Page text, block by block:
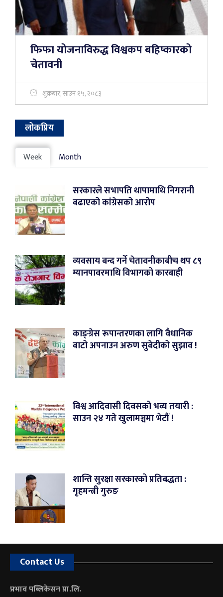
फिफा योजनाविरुद्ध विश्वकप बहिष्कारको
चेतावनी
शुक्रबार, साउन १५, २०८३
लोकप्रिय
Week Month
सरकारले सभापति थापामाथि निगरानी
बढाएको कांग्रेसको आरोप
व्यवसाय बन्द गर्ने चेतावनीकाबीच थप ८९
म्यानपावरमाथि विभागको कारबाही
काङ्ग्रेस रूपान्तरणका लागि वैधानिक
बाटो अपनाउन अरुण सुबेदीको सुझाव !
विश्व आदिवासी दिवसको भव्य तयारी :
साउन २४ गते खुलामञ्चमा भेटौं !
शान्ति सुरक्षा सरकारको प्रतिबद्धता :
गृहमन्त्री गुरुङ
Contact Us
प्रभाव पब्लिकेसन प्रा.लि.